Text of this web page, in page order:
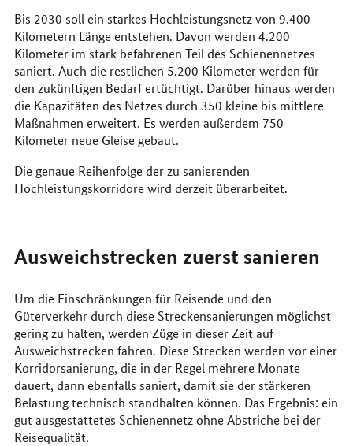
Bis 2030 soll ein starkes Hochleistungsnetz von 9.400
Kilometern Länge entstehen. Davon werden 4.200
Kilometer im stark befahrenen Teil des Schienennetzes
saniert. Auch die restlichen 5.200 Kilometer werden für
den zukünftigen Bedarf ertüchtigt. Darüber hinaus werden
die Kapazitäten des Netzes durch 350 kleine bis mittlere
Maßnahmen erweitert. Es werden außerdem 750
Kilometer neue Gleise gebaut.
Die genaue Reihenfolge der zu sanierenden
Hochleistungskorridore wird derzeit überarbeitet.
Ausweichstrecken zuerst sanieren
Um die Einschränkungen für Reisende und den
Güterverkehr durch diese Streckensanierungen möglichst
gering zu halten, werden Züge in dieser Zeit auf
Ausweichstrecken fahren. Diese Strecken werden vor einer
Korridorsanierung, die in der Regel mehrere Monate
dauert, dann ebenfalls saniert, damit sie der stärkeren
Belastung technisch standhalten können. Das Ergebnis: ein
gut ausgestattetes Schienennetz ohne Abstriche bei der
Reisequalität.